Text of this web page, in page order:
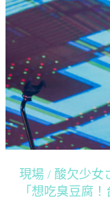
現場 / 酸欠少
「想吃臭豆腐